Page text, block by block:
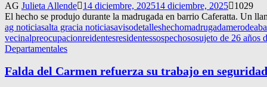
AG Julieta Allende 14 diciembre, 202514 diciembre, 2025
1029
El hecho se produjo durante la madrugada en barrio Caferatta. Un
ag noticiasalta gracia noticiasavisodetalleshechomadrugadamerodeaba
vecinalpreocupacionreidentesresidentessospechososujeto de 26 años
Departamentales
Falda del Carmen refuerza su trabajo en